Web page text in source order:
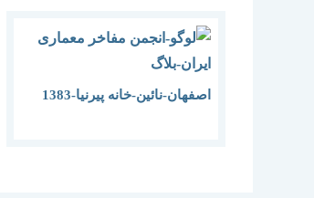
اصفهان-نائین-خانه پیرنیا-1383